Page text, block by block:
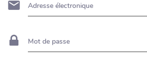
Adresse électronique
Mot de passe